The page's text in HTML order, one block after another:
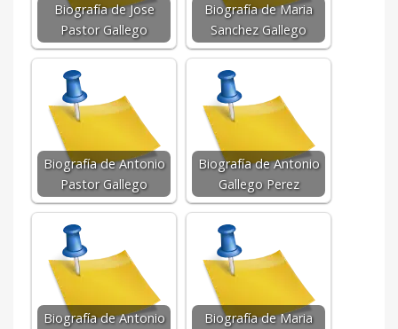
Biografía de Jose
Pastor Gallego
Biografía de Maria
Sanchez Gallego
Biografía de Antonio
Pastor Gallego
Biografía de Antonio
Gallego Perez
Biografía de Antonio
Biografía de Maria